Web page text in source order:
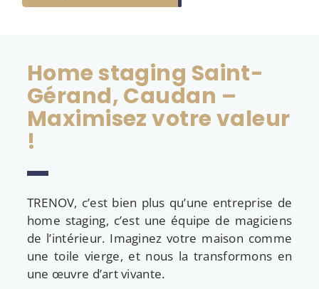
Home staging Saint-
Gérand, Caudan –
Maximisez votre valeur
!
TRENOV, c’est bien plus qu’une entreprise de
home staging, c’est une équipe de magiciens
de l’intérieur. Imaginez votre maison comme
une toile vierge, et nous la transformons en
une œuvre d’art vivante.